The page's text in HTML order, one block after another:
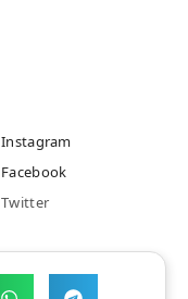
Instagram
Facebook
Twitter